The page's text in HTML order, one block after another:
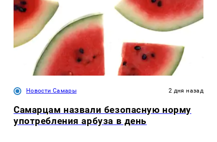
Новости Самары 2 дня назад
Самарцам назвали безопасную норму
употребления арбуза в день